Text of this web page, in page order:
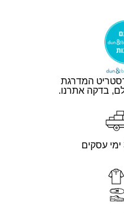
המדרגת
בדקה אתרנו.